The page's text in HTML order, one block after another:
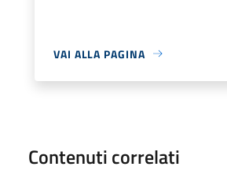
VAI ALLA PAGINA
Contenuti correlati